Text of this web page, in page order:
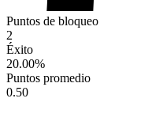
Puntos de bloqueo
2
Éxito
20.00%
Puntos promedio
0.50